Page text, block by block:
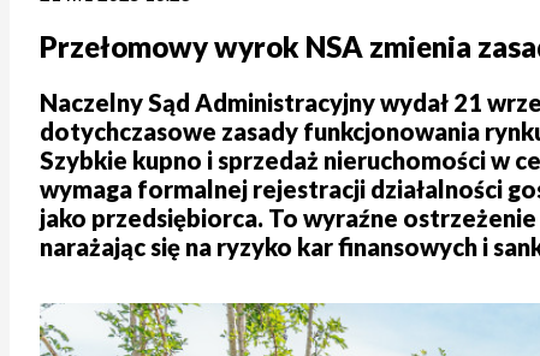
Przełomowy wyrok NSA zmienia
Naczelny Sąd Administracyjny wydał 21
dotychczasowe zasady funkcjonowania
Szybkie kupno i sprzedaż nieruchomości w
wymaga formalnej rejestracji działalności
jako przedsiębiorca. To wyraźne
narażając się na ryzyko kar finansowych i